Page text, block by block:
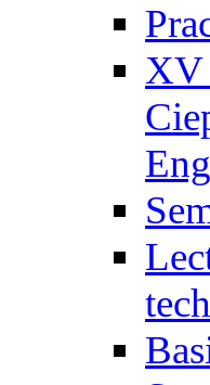
XV